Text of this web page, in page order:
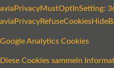
aviaPrivacyMustOptInSetting:
Google Analytics Cookies
Diese Cookies sammeln